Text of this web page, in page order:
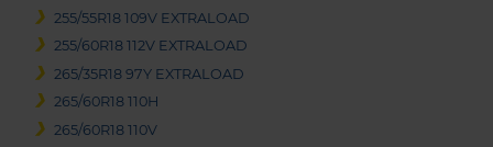
255/55R18 109V EXTRALOAD
255/60R18 112V EXTRALOAD
265/35R18 97Y EXTRALOAD
265/60R18 110H
265/60R18 110V